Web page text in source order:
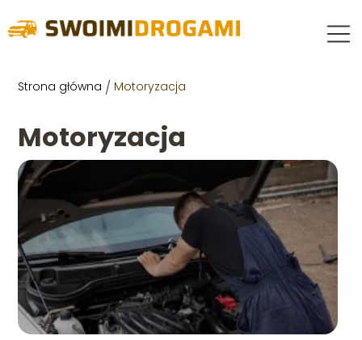
Strona główna / Motoryzacja
Motoryzacja